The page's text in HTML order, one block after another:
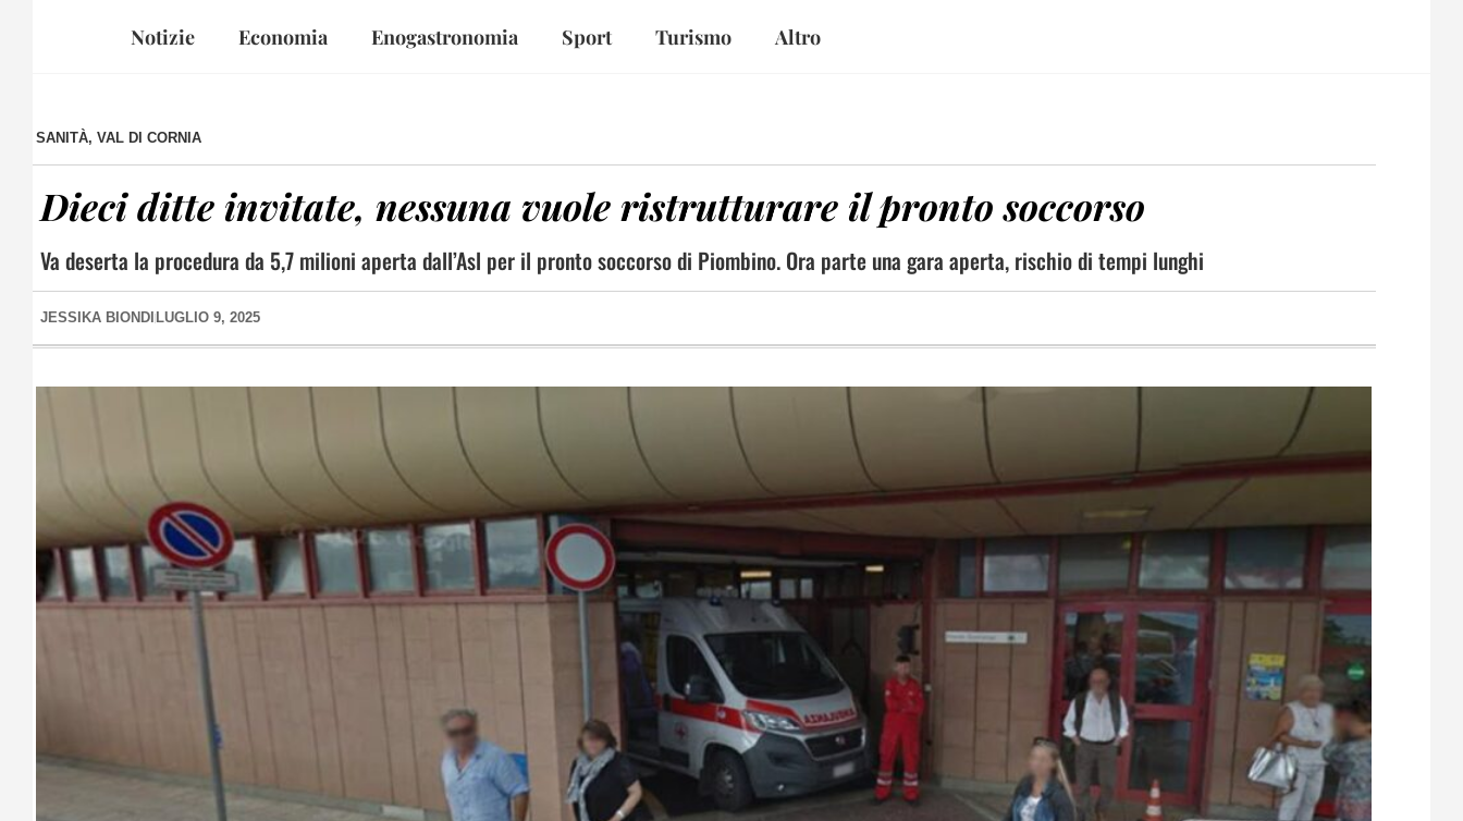
Notizie Economia Enogastronomia Sport Turismo Altro
SANITÀ, VAL DI CORNIA
Dieci ditte invitate, nessuna vuole ristrutturare il pronto soccorso
Va deserta la procedura da 5,7 milioni aperta dall’Asl per il pronto soccorso di Piombino. Ora parte una gara aperta, rischio di tempi lunghi
JESSIKA BIONDI LUGLIO 9, 2025